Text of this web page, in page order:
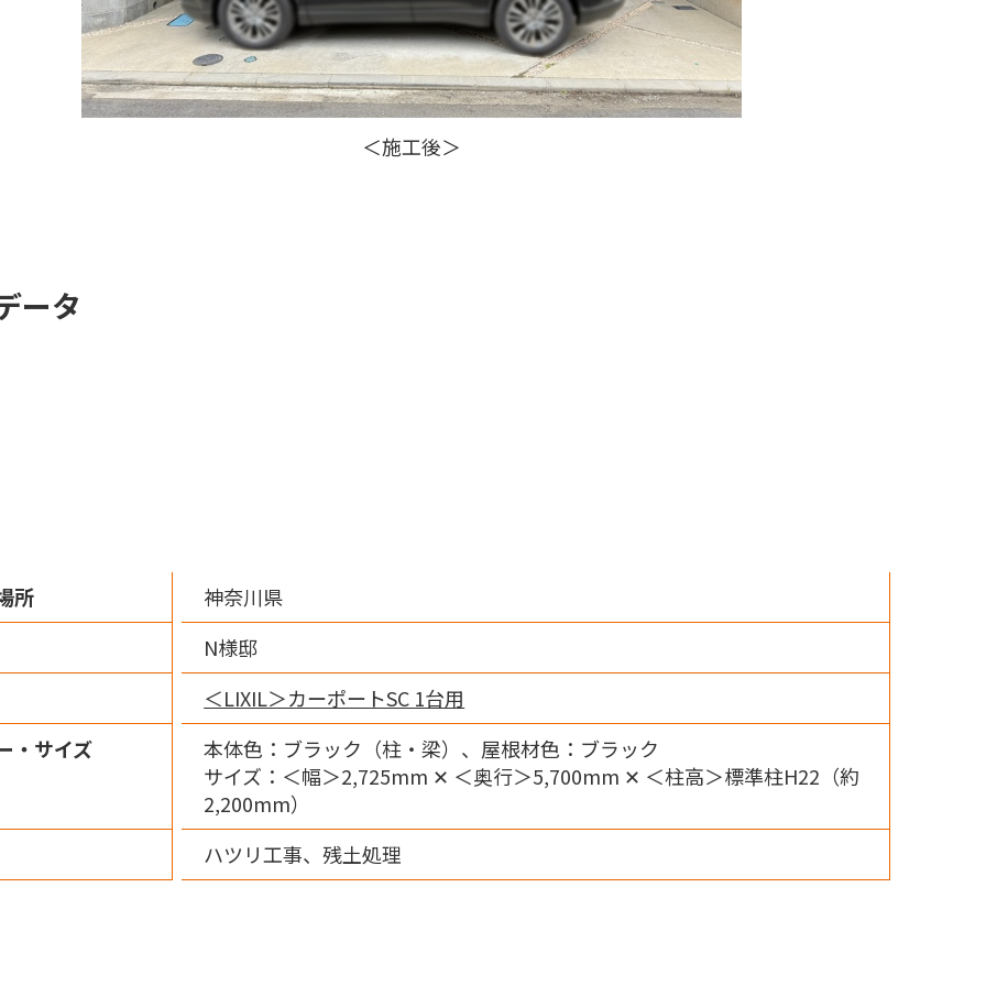
＜施工後＞
ータ
所
神奈川県
N様邸
＜LIXIL＞カーポートSC 1台用
・サイズ
本体色：ブラック（柱・梁）、屋根材色：ブラック
サイズ：＜幅＞2,725mm ✕ ＜奥行＞5,700mm ✕ ＜柱高＞標準柱H22（約
2,200mm）
ハツリ工事、残土処理